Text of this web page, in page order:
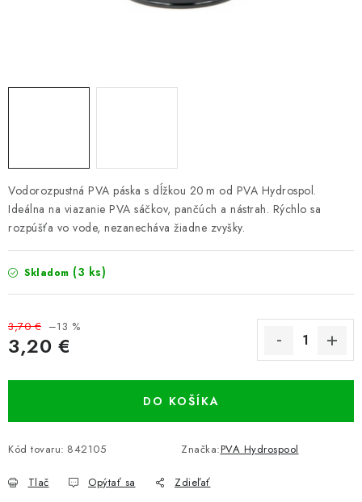
PRÍVLAČ
PRÚTY
KONTAKTY
ZNAČKY
Navštívte našu predajňu vo Dvoroch nad Žitavou »
Vodorozpustná PVA páska s dĺžkou 20 m od PVA Hydrospol.
Ideálna na viazanie PVA sáčkov, pančúch a nástrah. Rýchlo sa
rozpúšťa vo vode, nezanecháva žiadne zvyšky.
Skladom (3 ks)
3,70 € –13 %
3,20 €
DO KOŠÍKA
Kód tovaru: 842105 Značka:PVA Hydrospool
Tlač Opýtať sa Zdieľať